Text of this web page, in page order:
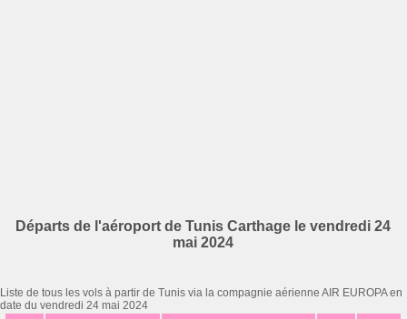
Départs de l'aéroport de Tunis Carthage le vendredi 24
mai 2024
Liste de tous les vols à partir de Tunis via la compagnie aérienne AIR EUROPA en
date du vendredi 24 mai 2024